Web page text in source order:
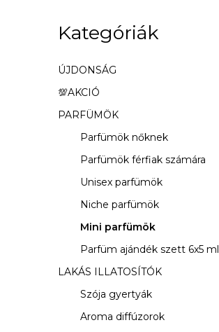
l
d
a
l
n
Kategóriák
átugrása
Kategóriák
ÚJDONSÁG
💯AKCIÓ
PARFÜMÖK
Parfümök nőknek
Parfümök férfiak számára
Unisex parfümök
Niche parfümök
Mini parfümök
Parfüm ajándék szett 6x5 ml
LAKÁS ILLATOSÍTÓK
Szója gyertyák
Aroma diffúzorok